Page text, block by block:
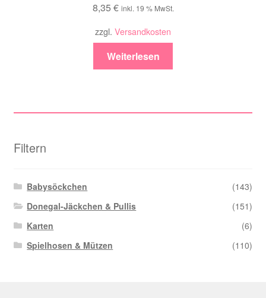
8,35 € inkl. 19 % MwSt.
zzgl. Versandkosten
Weiterlesen
Filtern
Babysöckchen
(143)
Donegal-Jäckchen & Pullis
(151)
Karten
(6)
Spielhosen & Mützen
(110)